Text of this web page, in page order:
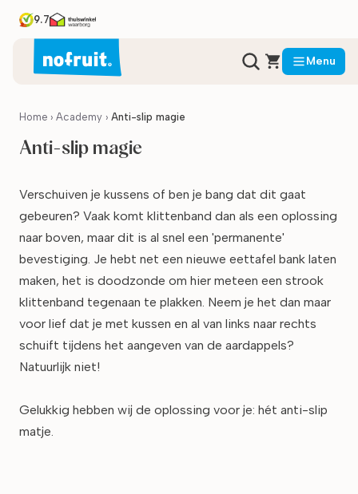
9.7
Menu
Home › Academy › Anti-slip magie
Anti-slip magie
Verschuiven je kussens of ben je bang dat dit gaat
gebeuren? Vaak komt klittenband dan als een oplossing
naar boven, maar dit is al snel een 'permanente'
bevestiging. Je hebt net een nieuwe eettafel bank laten
maken, het is doodzonde om hier meteen een strook
klittenband tegenaan te plakken. Neem je het dan maar
voor lief dat je met kussen en al van links naar rechts
schuift tijdens het aangeven van de aardappels?
Natuurlijk niet!
Gelukkig hebben wij de oplossing voor je: hét anti-slip
matje.